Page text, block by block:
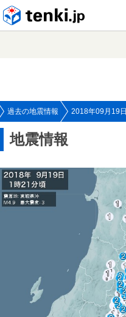
過去の地震情報 2018年09月19日
地震情報